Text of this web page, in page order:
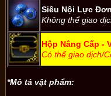
Siêu Nội Lực
Không thể giao
Hộp Nâng Cấp -
Có thể giao dịch/
*Mô tả vật phẩm: